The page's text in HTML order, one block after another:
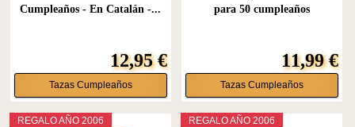
Cumpleaños - En Catalán -...
12,95 €
Tazas Cumpleaños
para 50 cumpleaños
11,99 €
Tazas Cumpleaños
REGALO AÑO 2006 REGALO AÑO 2006